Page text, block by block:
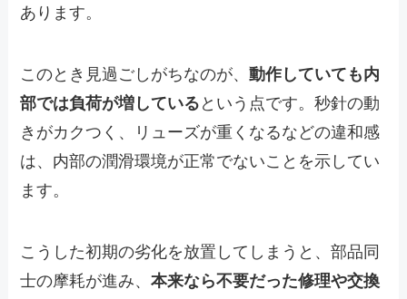
あります。
このとき見過ごしがちなのが、動作していても内
部では負荷が増している という点です。秒針の動
きがカクつく、リューズが重くなるなどの違和感
は、内部の潤滑環境が正常でないことを示してい
ます。
こうした初期の劣化を放置してしまうと、部品同
士の摩耗が進み、本来なら不要だった修理や交換